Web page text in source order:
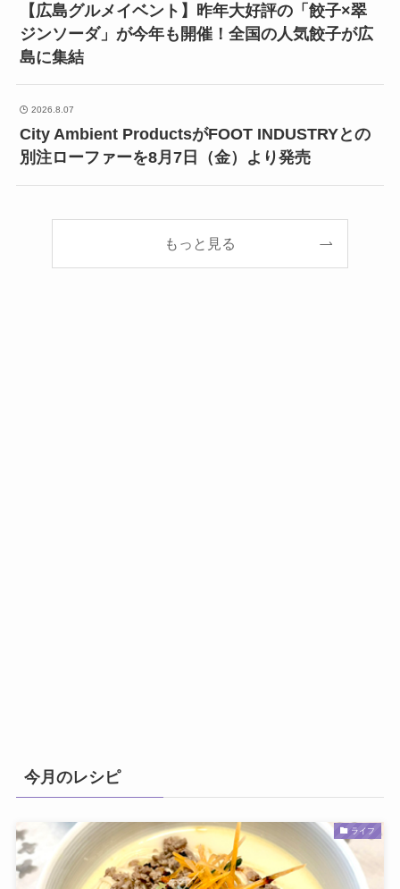
【広島グルメイベント】昨年大好評の「餃子×翠
ジンソーダ」が今年も開催！全国の人気餃子が広
島に集結
2026.8.07
City Ambient ProductsがFOOT INDUSTRYとの
別注ローファーを8月7日（金）より発売
もっと見る
今月のレシピ
ライフ